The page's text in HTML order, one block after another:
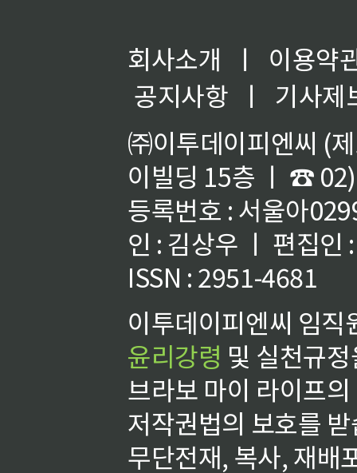
회사소개 ㅣ
이용약
공지사항
ㅣ
기사제
㈜이투데이피엔씨 (
이빌딩 15층 ㅣ ☎
등록번호 : 서울아
인 : 김상우 ㅣ 편집인
ISSN : 2951-4681
이투데이피엔씨 임
윤리강령 및 실천규
브라보 마이 라이프
저작권법의 보호를
무단전재, 복사, 재배